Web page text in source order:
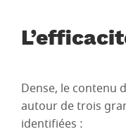
Dense, le contenu
autour de trois
identifiées :